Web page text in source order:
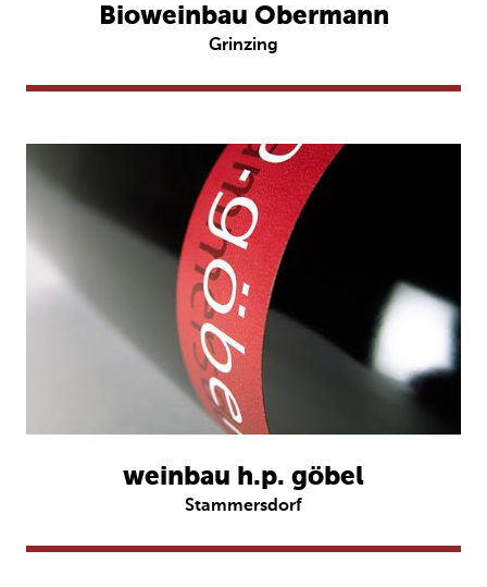
Bioweinbau Obermann
Grinzing
weinbau h.p. göbel
Stammersdorf